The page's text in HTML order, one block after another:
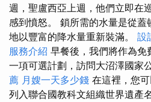
週，聖盧西亞上週，他們立即在
感到憤怒。 鎖所需的水量是從
地以豐富的降水量重新裝滿。 設
服務介紹 早餐後，我們將作為免
一項可選計劃，訪問大沼澤國家
薦 月嫂一天多少錢 在這裡，您
列入聯合國教科文組織世界遺產